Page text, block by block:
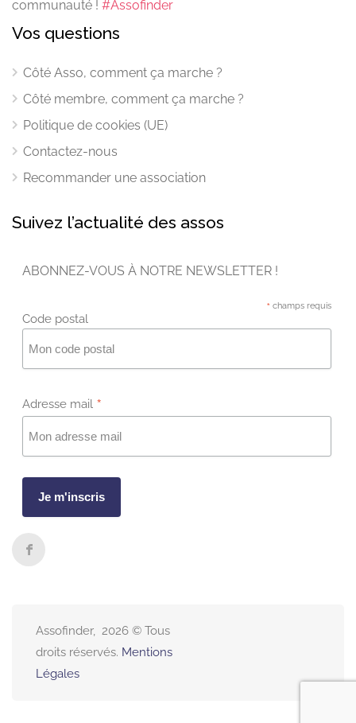
communauté ! #Assofinder
Vos questions
Côté Asso, comment ça marche ?
Côté membre, comment ça marche ?
Politique de cookies (UE)
Contactez-nous
Recommander une association
Suivez l’actualité des assos
ABONNEZ-VOUS À NOTRE NEWSLETTER !
*champs requis
Code postal
Adresse mail *
Assofinder, 2026 © Tous
droits réservés. Mentions
Légales